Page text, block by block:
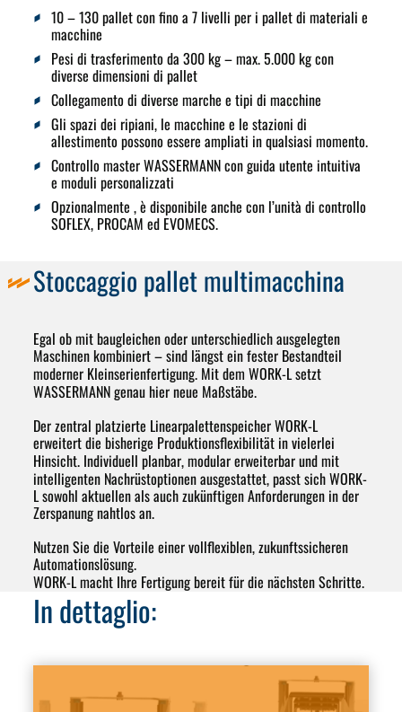
10 – 130 palletcon fino a 7 livelli per i pallet di materiali e
macchine
Pesi di trasferimento da 300 kg – max. 5.000 kgcon
diverse dimensioni di pallet
Collegamento di diverse marche e tipi di macchine
Gli spazi dei ripiani, le macchine e le stazioni di
allestimento possono essere ampliati in qualsiasi momento.
Controllo master WASSERMANNcon guida utente intuitiva
e moduli personalizzati
Opzionalmente , è disponibile anche con l’unità di controllo
SOFLEX, PROCAM ed EVOMECS.
Stoccaggio pallet multimacchina
Egal ob mit baugleichen oder unterschiedlich ausgelegten
Maschinen kombiniert – sind längst ein fester Bestandteil
moderner Kleinserienfertigung. Mit demWORK-Lsetzt
WASSERMANN genau hier neue Maßstäbe.
Der zentral platzierte Linearpalettenspeicher WORK-L
erweitert die bisherige Produktionsflexibilität in vielerlei
Hinsicht. Individuell planbar,modular erweiterbarund mit
intelligenten Nachrüstoptionen ausgestattet, passt sich WORK-
L sowohl aktuellen als auch zukünftigen Anforderungen in der
Zerspanung nahtlos an.
Nutzen Sie die Vorteile einer vollflexiblen, zukunftssicheren
Automationslösung.
WORK-L macht Ihre Fertigung bereit für die nächsten Schritte.
In dettaglio: